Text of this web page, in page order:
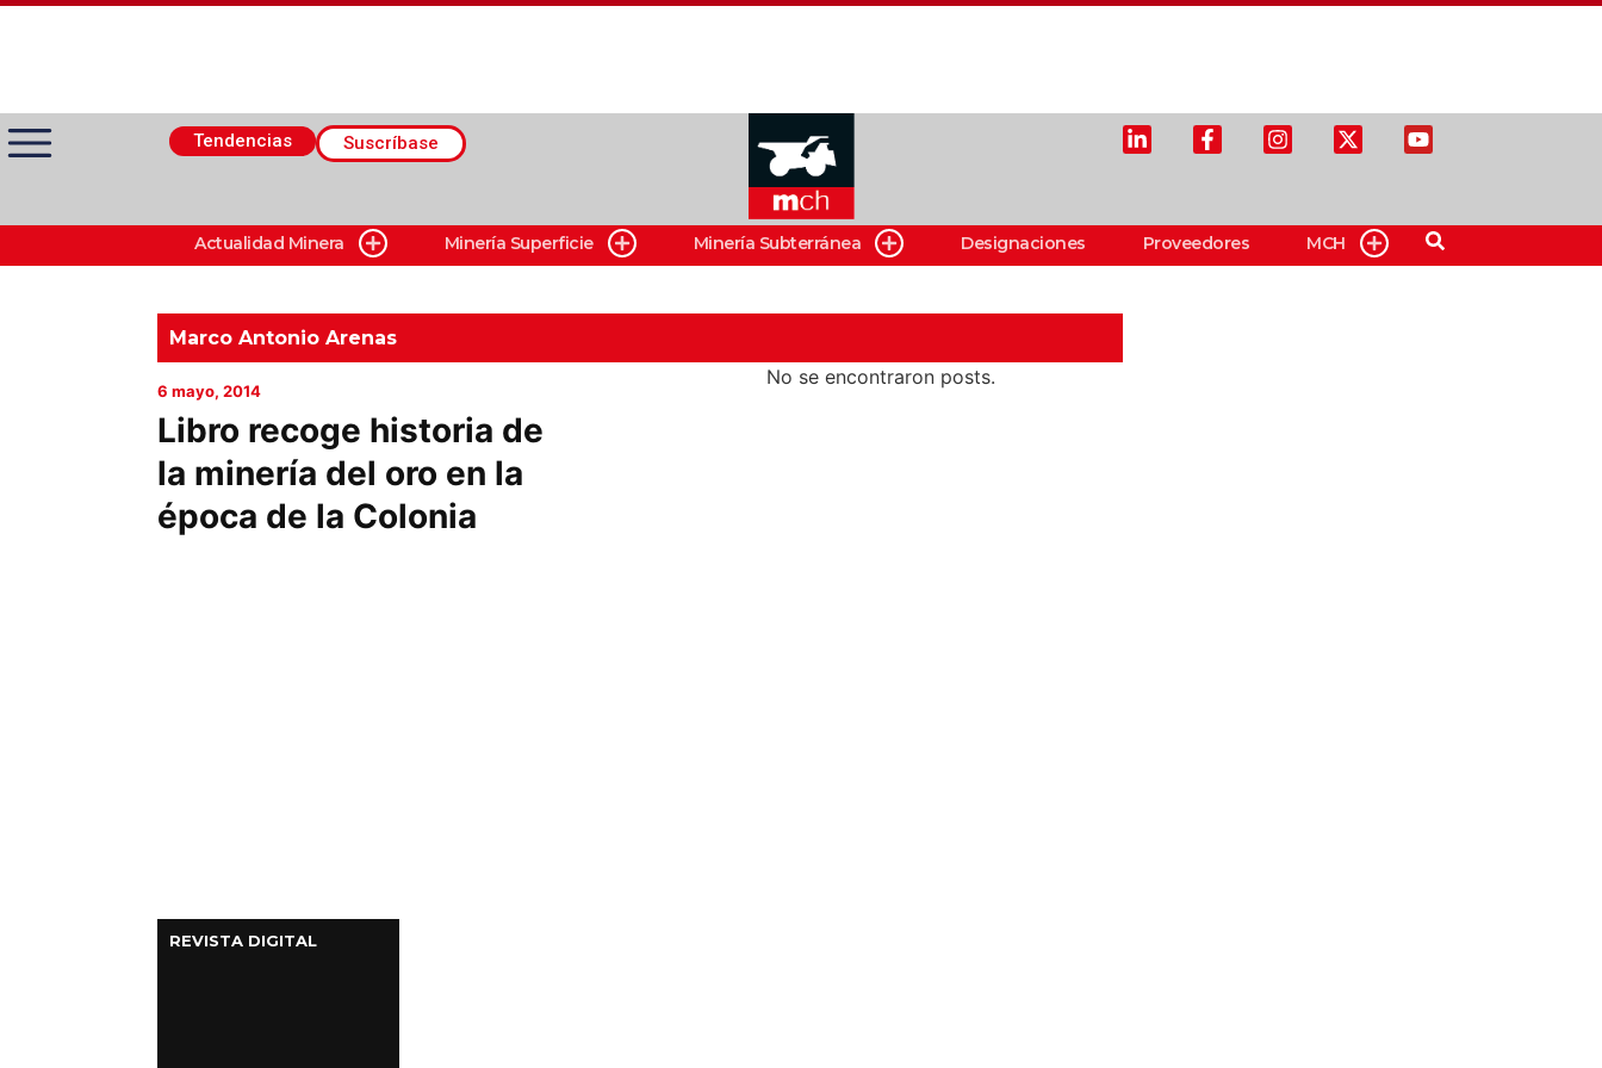
Tendencias Suscríbase
Actualidad Minera
Minería Superficie
Minerí­a Subterránea
Actualidad Minera Minería Superficie Minería Subterránea Designaciones Proveedores MCH
Marco Antonio Arenas
6 mayo, 2014
Libro recoge historia de
la minería del oro en la
época de la Colonia
No se encontraron posts.
REVISTA DIGITAL